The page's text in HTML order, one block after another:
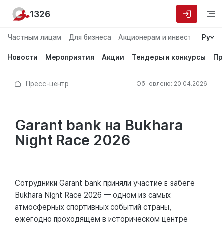
Частным лицам Для бизнеса Акционерам и инвесторам
Ру
Новости Мероприятия Акции Тендеры и конкурсы
1326
Пресс-центр Обновлено: 20.04.2026
Garant bank на Bukhara
Night Race 2026
Сотрудники Garant bank приняли участие в забеге
Bukhara Night Race 2026 — одном из самых
атмосферных спортивных событий страны,
ежегодно проходящем в историческом центре